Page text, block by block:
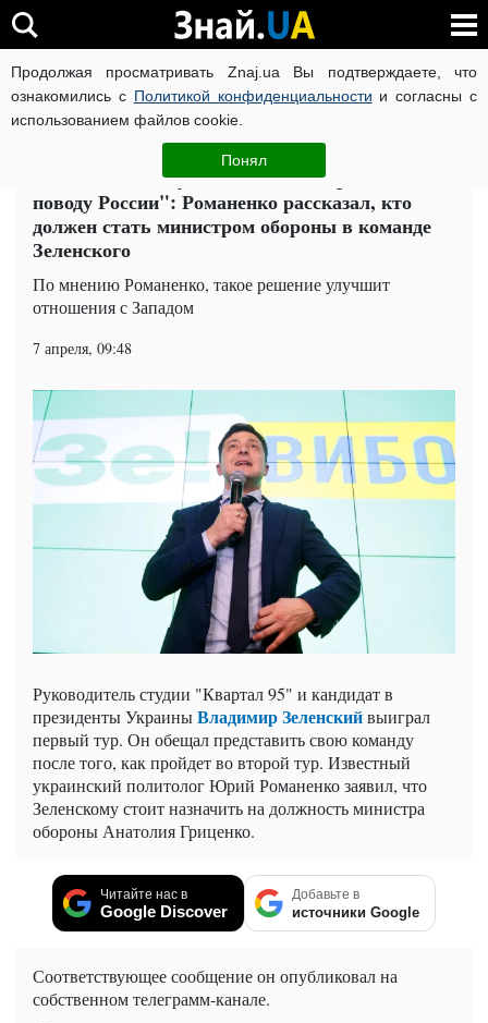
Продолжая просматривать Znaj.ua Вы подтверждаете, что
ознакомились с Политикой конфиденциальности и согласны с
использованием файлов cookie.
Понял
ВОЙНА РОССИИ ПРОТИВ УКРАИНЫ КОРОНАВИРУС В
Политика ЧИТАТИ УКРАЇНСЬКОЮ
"Окончательно убьет метания Порошенко по
поводу России": Романенко рассказал, кто
должен стать министром обороны в команде
Зеленского
По мнению Романенко, такое решение улучшит
отношения с Западом
7 апреля, 09:48
Руководитель студии "Квартал 95" и кандидат в
президенты УкраиныВладимир Зеленскийвыиграл
первый тур. Он обещал представить свою команду
после того, как пройдет во второй тур. Известный
украинский политолог Юрий Романенко заявил, что
Зеленскому стоит назначить на должность министра
обороны Анатолия Гриценко.
Читайте нас в
Google Discover
Добавьте в
источники Google
Соответствующее сообщение он опубликовал на
собственном телеграмм-канале.